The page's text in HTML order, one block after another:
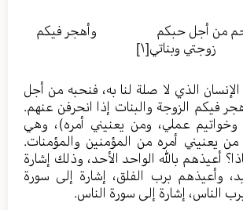
من أجل حبكم وأهجر فيكم
زوجتي وبناتي[١]
الذي لا صلة لنا به، فنحبه من أجل
فيكم الزوجة والبنات إذا انحرفن عنهم.
وخواتيم عملي، ومن يعنيني أمره)، وهي
يعنيني أمره من المؤمنين والمؤمنات.
أعيذهم بالله الواحد الأحد، وذلك إشارة
وأعيذهم برب الفلق، إشارة إلى سورة
الناس، إشارة إلى سورة الناس.